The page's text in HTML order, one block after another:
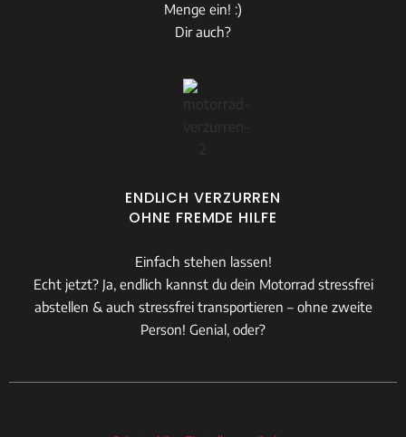
Menge ein! :)
Dir auch?
ENDLICH VERZURREN
OHNE FREMDE HILFE
Einfach stehen lassen!
Echt jetzt? Ja, endlich kannst du dein Motorrad stressfrei
abstellen & auch stressfrei transportieren – ohne zweite
Person! Genial, oder?